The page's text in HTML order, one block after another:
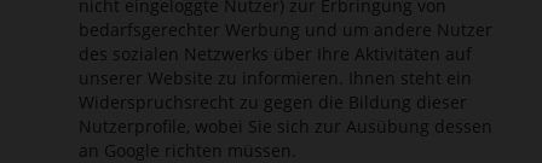
nicht eingeloggte Nutzer) zur Erbringung von
bedarfsgerechter Werbung und um andere Nutzer
des sozialen Netzwerks über Ihre Aktivitäten auf
unserer Website zu informieren. Ihnen steht ein
Widerspruchsrecht zu gegen die Bildung dieser
Nutzerprofile, wobei Sie sich zur Ausübung dessen
an Google richten müssen.